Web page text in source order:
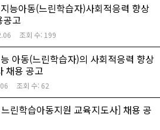
능아동(느린학습자)사회적응력 향상
공고
조회 수: 199
아동(느린학습자)의 사회적응력 향상
채용 공고
조회 수: 62
린학습아동지원 교육지도사] 채용 공